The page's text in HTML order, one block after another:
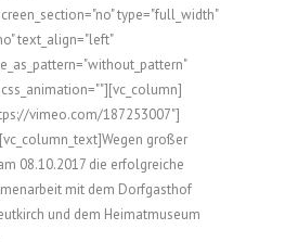
type="full_width"
text_align="left"
vimeo.com/187253007"]
großer
08.10.2017 die erfolgreiche
mit dem Dorfgasthof
und dem Heimatmuseum